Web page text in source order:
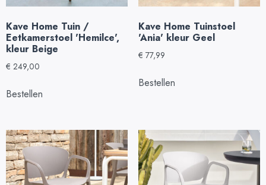
Kave Home Tuin /
Eetkamerstoel 'Hemilce',
kleur Beige
€ 249,00
Bestellen
Kave Home Tuinstoel
'Ania' kleur Geel
€ 77,99
Bestellen